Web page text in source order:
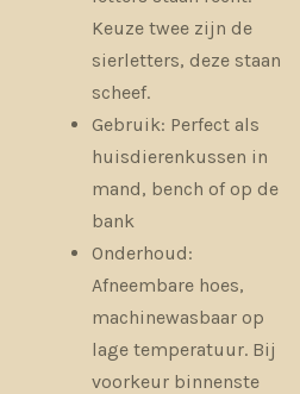
Keuze twee zijn de
sierletters, deze staan
scheef.
Gebruik: Perfect als
huisdierenkussen in
mand, bench of op de
bank
Onderhoud:
Afneembare hoes,
machinewasbaar op
lage temperatuur. Bij
voorkeur binnenste